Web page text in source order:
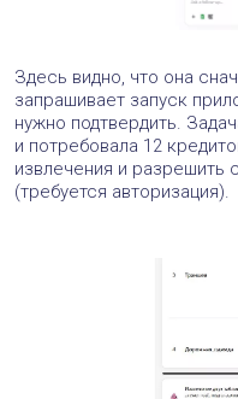
Здесь видно, что она
запрашивает запуск
нужно подтвердить.
и потребовала 12
извлечения и разрешить
(требуется авторизация).